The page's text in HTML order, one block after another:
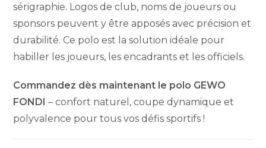
sérigraphie. Logos de club, noms de joueurs ou
sponsors peuvent y être apposés avec précision et
durabilité. Ce polo est la solution idéale pour
habiller les joueurs, les encadrants et les officiels.
Commandez dès maintenant le polo GEWO
FONDI – confort naturel, coupe dynamique et
polyvalence pour tous vos défis sportifs !